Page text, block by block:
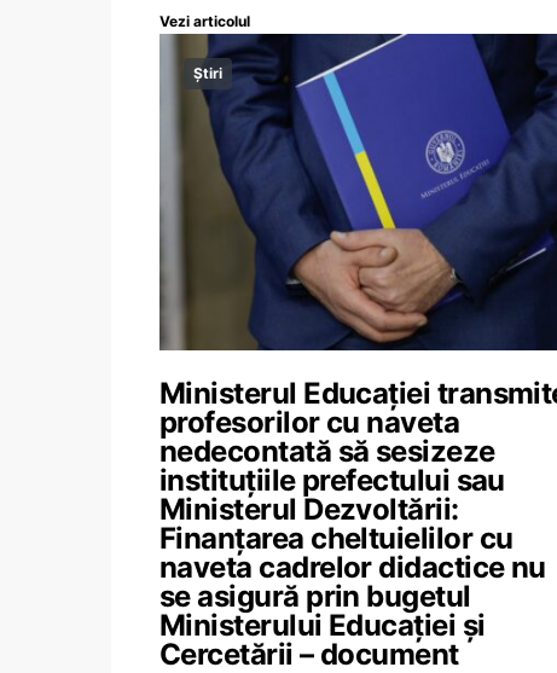
Vezi articolul
Știri
Ministerul Educației
profesorilor cu naveta
nedecontată să sesizeze
instituțiile prefectului sau
Ministerul Dezvoltării:
Finanțarea cheltuielilor cu
naveta cadrelor didactice nu
se asigură prin bugetul
Ministerului Educaţiei şi
Cercetării – document